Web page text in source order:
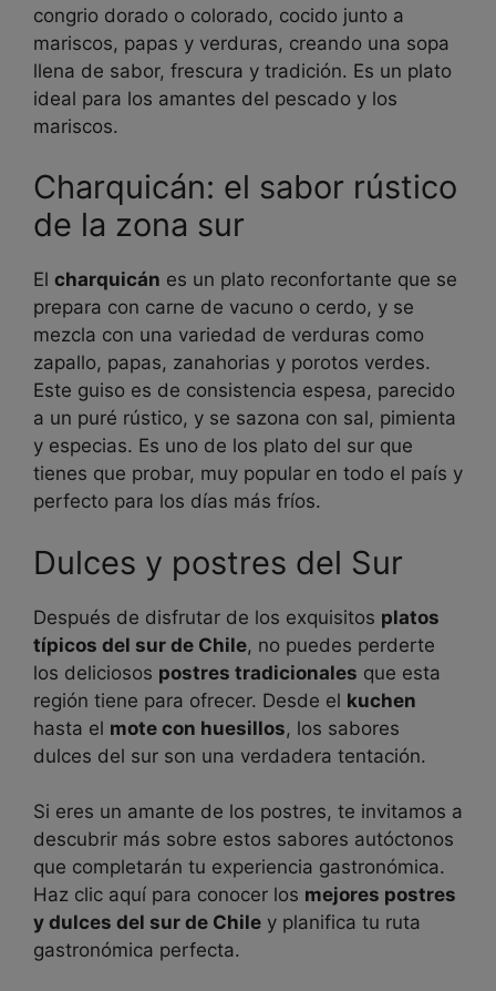
congrio dorado o colorado, cocido junto a
mariscos, papas y verduras, creando una sopa
llena de sabor, frescura y tradición. Es un plato
ideal para los amantes del pescado y los
mariscos.
Charquicán: el sabor rústico
de la zona sur
El charquicán es un plato reconfortante que se
prepara con carne de vacuno o cerdo, y se
mezcla con una variedad de verduras como
zapallo, papas, zanahorias y porotos verdes.
Este guiso es de consistencia espesa, parecido
a un puré rústico, y se sazona con sal, pimienta
y especias. Es uno de los plato del sur que
tienes que probar, muy popular en todo el país y
perfecto para los días más fríos.
Dulces y postres del Sur
Después de disfrutar de los exquisitos platos
típicos del sur de Chile, no puedes perderte
los deliciosos postres tradicionales que esta
región tiene para ofrecer. Desde el kuchen
hasta el mote con huesillos, los sabores
dulces del sur son una verdadera tentación.
Si eres un amante de los postres, te invitamos a
descubrir más sobre estos sabores autóctonos
que completarán tu experiencia gastronómica.
Haz clic aquí para conocer los mejores postres
y dulces del sur de Chile y planifica tu ruta
gastronómica perfecta.